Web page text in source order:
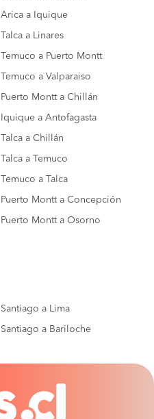
Arica a Iquique
Talca a Linares
Temuco a Puerto Montt
Temuco a Valparaiso
Puerto Montt a Chillán
Iquique a Antofagasta
Talca a Chillán
Talca a Temuco
Temuco a Talca
Puerto Montt a Concepción
Puerto Montt a Osorno
Santiago a Lima
Santiago a Bariloche